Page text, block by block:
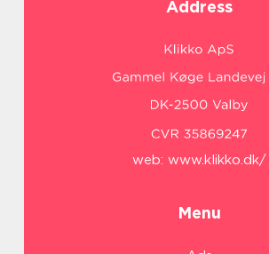
Address
web: www.klikko.dk/
Menu